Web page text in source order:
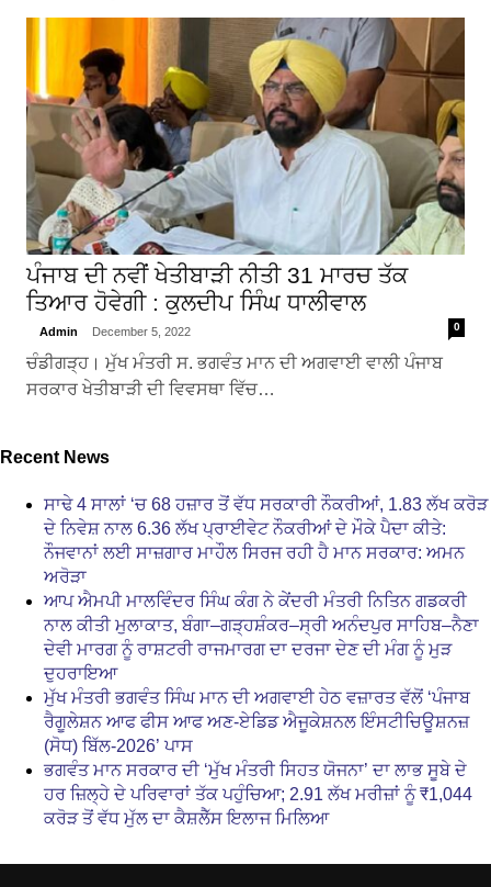
ਪੰਜਾਬ ਦੀ ਨਵੀਂ ਖੇਤੀਬਾੜੀ ਨੀਤੀ 31 ਮਾਰਚ ਤੱਕ
ਤਿਆਰ ਹੋਵੇਗੀ : ਕੁਲਦੀਪ ਸਿੰਘ ਧਾਲੀਵਾਲ
Admin December 5, 2022 0
ਚੰਡੀਗੜ੍ਹ। ਮੁੱਖ ਮੰਤਰੀ ਸ. ਭਗਵੰਤ ਮਾਨ ਦੀ ਅਗਵਾਈ ਵਾਲੀ ਪੰਜਾਬ
ਸਰਕਾਰ ਖੇਤੀਬਾੜੀ ਦੀ ਵਿਵਸਥਾ ਵਿੱਚ…
Recent News
ਸਾਢੇ 4 ਸਾਲਾਂ ‘ਚ 68 ਹਜ਼ਾਰ ਤੋਂ ਵੱਧ ਸਰਕਾਰੀ ਨੌਕਰੀਆਂ, 1.83 ਲੱਖ ਕਰੋੜ
ਦੇ ਨਿਵੇਸ਼ ਨਾਲ 6.36 ਲੱਖ ਪ੍ਰਾਈਵੇਟ ਨੌਕਰੀਆਂ ਦੇ ਮੌਕੇ ਪੈਦਾ ਕੀਤੇ:
ਨੌਜਵਾਨਾਂ ਲਈ ਸਾਜ਼ਗਾਰ ਮਾਹੌਲ ਸਿਰਜ ਰਹੀ ਹੈ ਮਾਨ ਸਰਕਾਰ: ਅਮਨ
ਅਰੋੜਾ
ਆਪ ਐਮਪੀ ਮਾਲਵਿੰਦਰ ਸਿੰਘ ਕੰਗ ਨੇ ਕੇਂਦਰੀ ਮੰਤਰੀ ਨਿਤਿਨ ਗਡਕਰੀ
ਨਾਲ ਕੀਤੀ ਮੁਲਾਕਾਤ, ਬੰਗਾ–ਗੜ੍ਹਸ਼ੰਕਰ–ਸ੍ਰੀ ਅਨੰਦਪੁਰ ਸਾਹਿਬ–ਨੈਣਾ
ਦੇਵੀ ਮਾਰਗ ਨੂੰ ਰਾਸ਼ਟਰੀ ਰਾਜਮਾਰਗ ਦਾ ਦਰਜਾ ਦੇਣ ਦੀ ਮੰਗ ਨੂੰ ਮੁੜ
ਦੁਹਰਾਇਆ
ਮੁੱਖ ਮੰਤਰੀ ਭਗਵੰਤ ਸਿੰਘ ਮਾਨ ਦੀ ਅਗਵਾਈ ਹੇਠ ਵਜ਼ਾਰਤ ਵੱਲੋਂ ‘ਪੰਜਾਬ
ਰੈਗੂਲੇਸ਼ਨ ਆਫ ਫੀਸ ਆਫ ਅਣ-ਏਡਿਡ ਐਜੂਕੇਸ਼ਨਲ ਇੰਸਟੀਚਿਊਸ਼ਨਜ਼
(ਸੋਧ) ਬਿੱਲ-2026’ ਪਾਸ
ਭਗਵੰਤ ਮਾਨ ਸਰਕਾਰ ਦੀ ‘ਮੁੱਖ ਮੰਤਰੀ ਸਿਹਤ ਯੋਜਨਾ’ ਦਾ ਲਾਭ ਸੂਬੇ ਦੇ
ਹਰ ਜ਼ਿਲ੍ਹੇ ਦੇ ਪਰਿਵਾਰਾਂ ਤੱਕ ਪਹੁੰਚਿਆ; 2.91 ਲੱਖ ਮਰੀਜ਼ਾਂ ਨੂੰ ₹1,044
ਕਰੋੜ ਤੋਂ ਵੱਧ ਮੁੱਲ ਦਾ ਕੈਸ਼ਲੈੱਸ ਇਲਾਜ ਮਿਲਿਆ